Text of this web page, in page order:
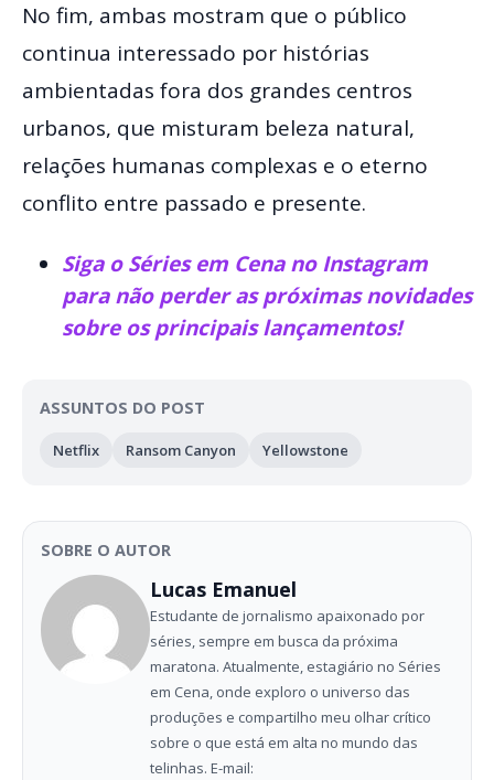
No fim, ambas mostram que o público
continua interessado por histórias
ambientadas fora dos grandes centros
urbanos, que misturam beleza natural,
relações humanas complexas e o eterno
conflito entre passado e presente.
Siga o Séries em Cena no Instagram
para não perder as próximas novidades
sobre os principais lançamentos!
ASSUNTOS DO POST
Netflix Ransom Canyon Yellowstone
SOBRE O AUTOR
Lucas Emanuel
Estudante de jornalismo apaixonado por
séries, sempre em busca da próxima
maratona. Atualmente, estagiário no Séries
em Cena, onde exploro o universo das
produções e compartilho meu olhar crítico
sobre o que está em alta no mundo das
telinhas. E-mail: